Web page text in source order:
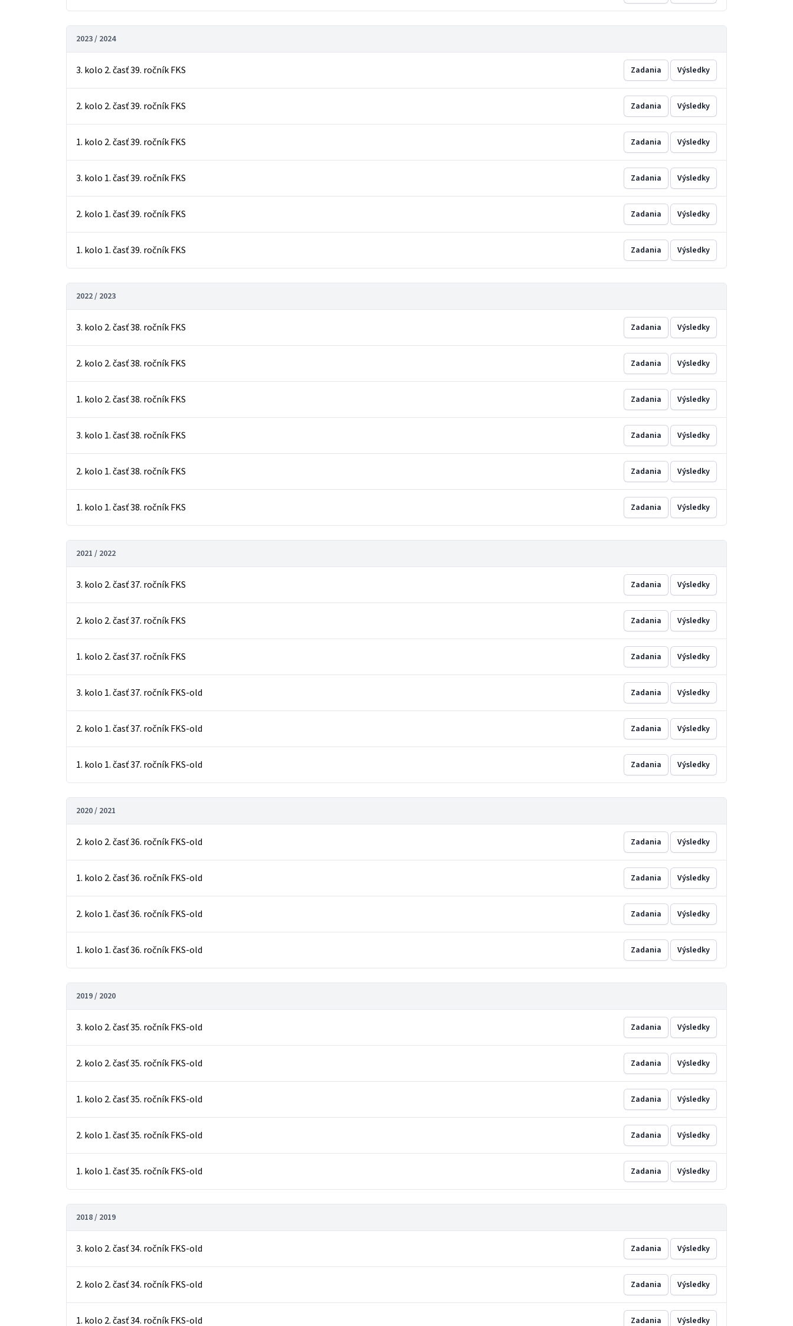
2023 / 2024
3. kolo 2. časť 39. ročník FKS Zadania Výsledky
2. kolo 2. časť 39. ročník FKS Zadania Výsledky
1. kolo 2. časť 39. ročník FKS Zadania Výsledky
3. kolo 1. časť 39. ročník FKS Zadania Výsledky
2. kolo 1. časť 39. ročník FKS Zadania Výsledky
1. kolo 1. časť 39. ročník FKS Zadania Výsledky
2022 / 2023
3. kolo 2. časť 38. ročník FKS Zadania Výsledky
2. kolo 2. časť 38. ročník FKS Zadania Výsledky
1. kolo 2. časť 38. ročník FKS Zadania Výsledky
3. kolo 1. časť 38. ročník FKS Zadania Výsledky
2. kolo 1. časť 38. ročník FKS Zadania Výsledky
1. kolo 1. časť 38. ročník FKS Zadania Výsledky
2021 / 2022
3. kolo 2. časť 37. ročník FKS Zadania Výsledky
2. kolo 2. časť 37. ročník FKS Zadania Výsledky
1. kolo 2. časť 37. ročník FKS Zadania Výsledky
3. kolo 1. časť 37. ročník FKS-old Zadania Výsledky
2. kolo 1. časť 37. ročník FKS-old Zadania Výsledky
1. kolo 1. časť 37. ročník FKS-old Zadania Výsledky
2020 / 2021
2. kolo 2. časť 36. ročník FKS-old Zadania Výsledky
1. kolo 2. časť 36. ročník FKS-old Zadania Výsledky
2. kolo 1. časť 36. ročník FKS-old Zadania Výsledky
1. kolo 1. časť 36. ročník FKS-old Zadania Výsledky
2019 / 2020
3. kolo 2. časť 35. ročník FKS-old Zadania Výsledky
2. kolo 2. časť 35. ročník FKS-old Zadania Výsledky
1. kolo 2. časť 35. ročník FKS-old Zadania Výsledky
2. kolo 1. časť 35. ročník FKS-old Zadania Výsledky
1. kolo 1. časť 35. ročník FKS-old Zadania Výsledky
2018 / 2019
3. kolo 2. časť 34. ročník FKS-old Zadania Výsledky
2. kolo 2. časť 34. ročník FKS-old Zadania Výsledky
1. kolo 2. časť 34. ročník FKS-old Zadania Výsledky